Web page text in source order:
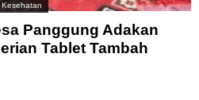
Kesehatan
Panggung Adakan
Tablet Tambah